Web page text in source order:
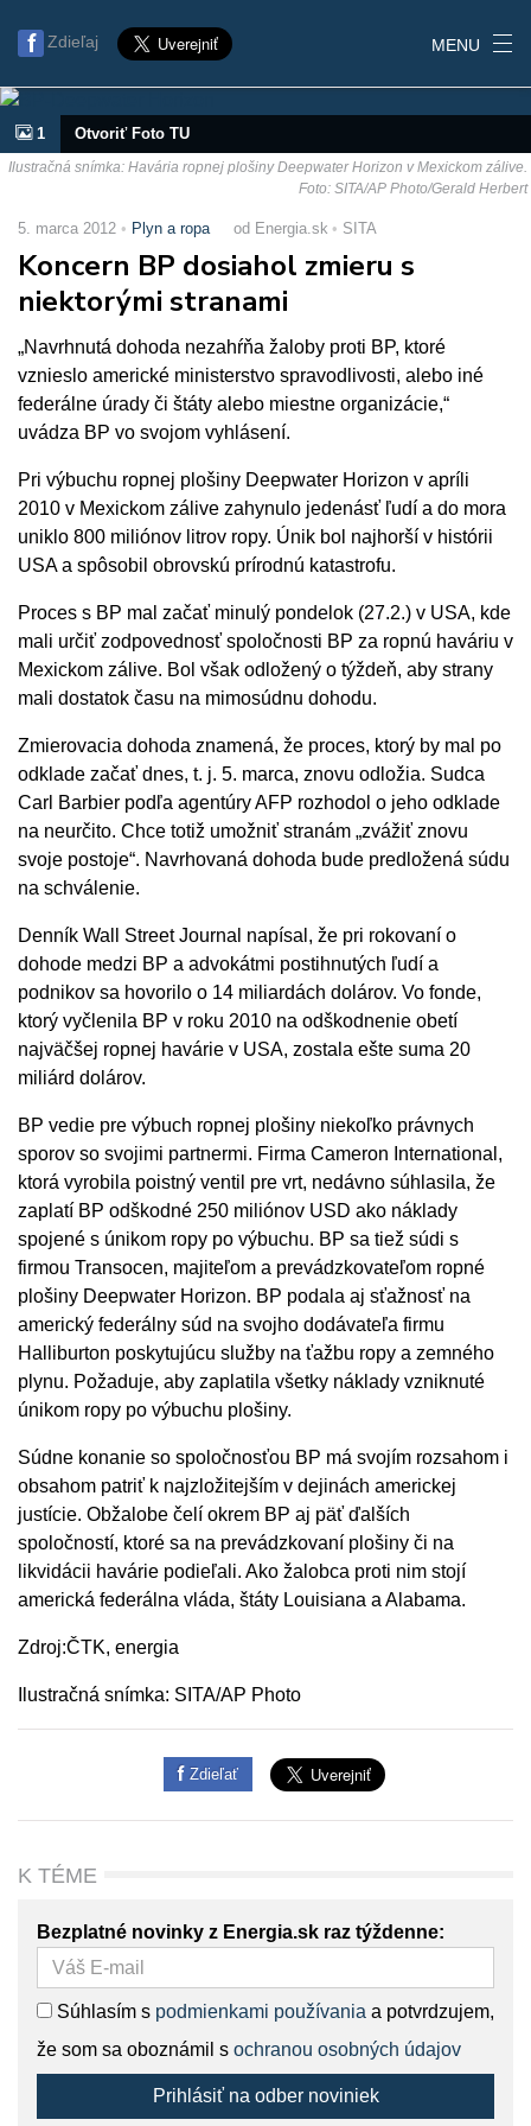
Zdieľaj MENU
1 Otvoriť Foto TU
Ilustračná snímka: Havária ropnej plošiny Deepwater Horizon v Mexickom zálive.
Foto: SITA/AP Photo/Gerald Herbert
5. marca 2012 Plyn a ropa od Energia.sk SITA
Koncern BP dosiahol zmieru s
niektorými stranami
„Navrhnutá dohoda nezahŕňa žaloby proti BP, ktoré
vznieslo americké ministerstvo spravodlivosti, alebo iné
federálne úrady či štáty alebo miestne organizácie,“
uvádza BP vo svojom vyhlásení.
Pri výbuchu ropnej plošiny Deepwater Horizon v apríli
2010 v Mexickom zálive zahynulo jedenásť ľudí a do mora
uniklo 800 miliónov litrov ropy. Únik bol najhorší v histórii
USA a spôsobil obrovskú prírodnú katastrofu.
Proces s BP mal začať minulý pondelok (27.2.) v USA, kde
mali určiť zodpovednosť spoločnosti BP za ropnú haváriu v
Mexickom zálive. Bol však odložený o týždeň, aby strany
mali dostatok času na mimosúdnu dohodu.
Zmierovacia dohoda znamená, že proces, ktorý by mal po
odklade začať dnes, t. j. 5. marca, znovu odložia. Sudca
Carl Barbier podľa agentúry AFP rozhodol o jeho odklade
na neurčito. Chce totiž umožniť stranám „zvážiť znovu
svoje postoje“. Navrhovaná dohoda bude predložená súdu
na schválenie.
Denník Wall Street Journal napísal, že pri rokovaní o
dohode medzi BP a advokátmi postihnutých ľudí a
podnikov sa hovorilo o 14 miliardách dolárov. Vo fonde,
ktorý vyčlenila BP v roku 2010 na odškodnenie obetí
najväčšej ropnej havárie v USA, zostala ešte suma 20
miliárd dolárov.
BP vedie pre výbuch ropnej plošiny niekoľko právnych
sporov so svojimi partnermi. Firma Cameron International,
ktorá vyrobila poistný ventil pre vrt, nedávno súhlasila, že
zaplatí BP odškodné 250 miliónov USD ako náklady
spojené s únikom ropy po výbuchu. BP sa tiež súdi s
firmou Transocen, majiteľom a prevádzkovateľom ropné
plošiny Deepwater Horizon. BP podala aj sťažnosť na
americký federálny súd na svojho dodávateľa firmu
Halliburton poskytujúcu služby na ťažbu ropy a zemného
plynu. Požaduje, aby zaplatila všetky náklady vzniknuté
únikom ropy po výbuchu plošiny.
Súdne konanie so spoločnosťou BP má svojím rozsahom i
obsahom patriť k najzložitejším v dejinách americkej
justície. Obžalobe čelí okrem BP aj päť ďalších
spoločností, ktoré sa na prevádzkovaní plošiny či na
likvidácii havárie podieľali. Ako žalobca proti nim stojí
americká federálna vláda, štáty Louisiana a Alabama.
Zdroj:ČTK, energia
Ilustračná snímka: SITA/AP Photo
Zdieľať
K TÉME
Bezplatné novinky z Energia.sk raz týždenne:
Súhlasím s podmienkami používania a potvrdzujem,
že som sa oboznámil s ochranou osobných údajov
Prihlásiť na odber noviniek